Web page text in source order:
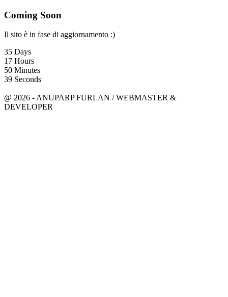
Coming Soon
Il sito è in fase di aggiornamento :)
35 Days
17 Hours
50 Minutes
39 Seconds
@ 2026 - ANUPARP FURLAN / WEBMASTER &
DEVELOPER